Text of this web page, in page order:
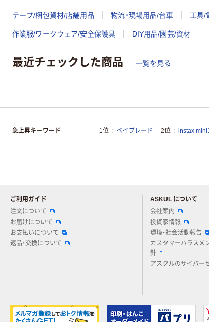
テープ/梱包資材/店舗用品 物流・現場用品/台車 工具/
作業服/ワークウェア/安全保護具 DIY用品/園芸/資材
最近チェックした商品 一覧を見る
急上昇キーワード 1位 ベイブレード 2位 instax
ご利用ガイド
注文について
お届けについて
お支払いについて
返品・交換について
ASKUL について
会社案内
投資家情報
環境・社会活動報告
カスタマーハラスメ
針
アスクルのサイバー